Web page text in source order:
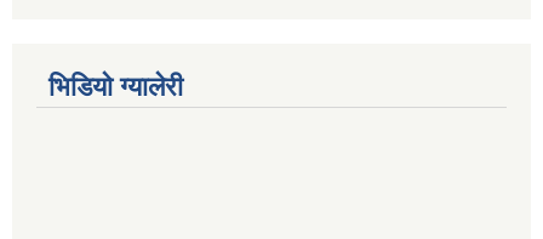
भिडियाे ग्यालेरी